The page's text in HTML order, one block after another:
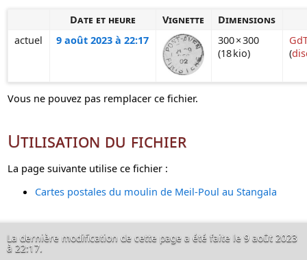
Date et heure
Vignette
Dimensions
actuel
9 août 2023 à 22:17
300 × 300
(18 kio)
(
Vous ne pouvez pas remplacer ce fichier.
Utilisation du fichier
La page suivante utilise ce fichier :
Cartes postales du moulin de Meil-Poul au Stangala
La dernière modification de cette page a été faite le 9 août 2023
à 22:17.